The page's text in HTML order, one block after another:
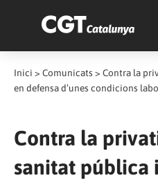
Inici > Comunicats > Contra la
en defensa d’unes condicions
Contra la
sanitat pública